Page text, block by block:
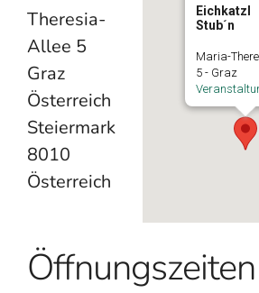
Eichkatzl
Stub´n
Maria-
5 - Graz
Theresia-
Allee 5
Graz
Österreich
Steiermark
8010
Österreich
Öffnungszeiten